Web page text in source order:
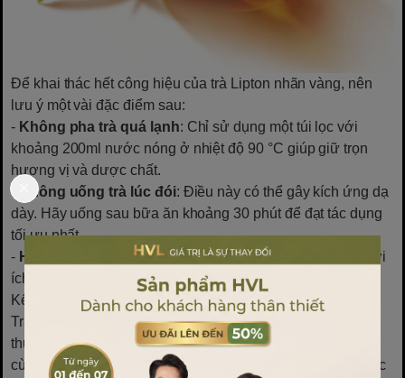
Để khai thác hết công hiệu của trà Lipton nhãn vàng, nên
lưu ý một vài đặc điểm sau:
- Không pha trà quá lạnh: Chỉ sử dụng một túi lọc với
khoảng 200ml nước nóng ở nhiệt độ 90 °C giúp giữ trọn
hương vị và dược chất.
-
Không uống trà lúc đói: Điều này có thể gây kích ứng dạ
dày. Hãy uống sau bữa ăn khoảng 30 phút để đạt tác dụng
tối ưu nhất.
- Hạn chế sử dụng đường: Trà không đường mang lại lợi
ích sức khoẻ cao hơn vì giúp bạn kiểm soát lượng calo.
Kết Luận
Trà túi lọc Lipton nhãn vàng không chỉ đơn thuần là một
thức uống hàng ngày mà còn là một người bạn đồng hành
cùng hành trình chăm sóc sức khoẻ toàn diện. Từ việc thúc